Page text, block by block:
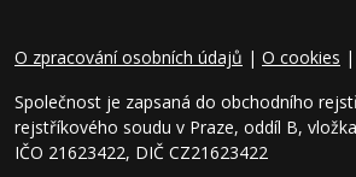
O zpracování osobních údajů | O cookies |
Společnost je zapsaná do obchodního
rejstříkového soudu v Praze, oddíl B,
IČO 21623422, DIČ CZ21623422